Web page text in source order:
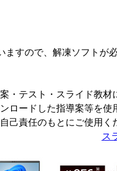
すので、解凍ソフトが
テスト・スライド教材
ロードした指導案等を
己責任のもとにご使用く
ス